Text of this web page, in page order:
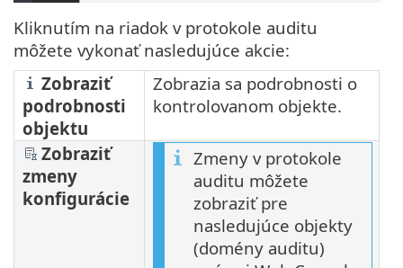
Kliknutím na riadok v protokole auditu
môžete vykonať nasledujúce akcie:
Zobraziť
podrobnosti
objektu
Zobrazia sa podrobnosti o
kontrolovanom objekte.
Zobraziť
zmeny
konfigurácie
Zmeny v protokole
auditu môžete
zobraziť pre
nasledujúce objekty
(domény auditu)